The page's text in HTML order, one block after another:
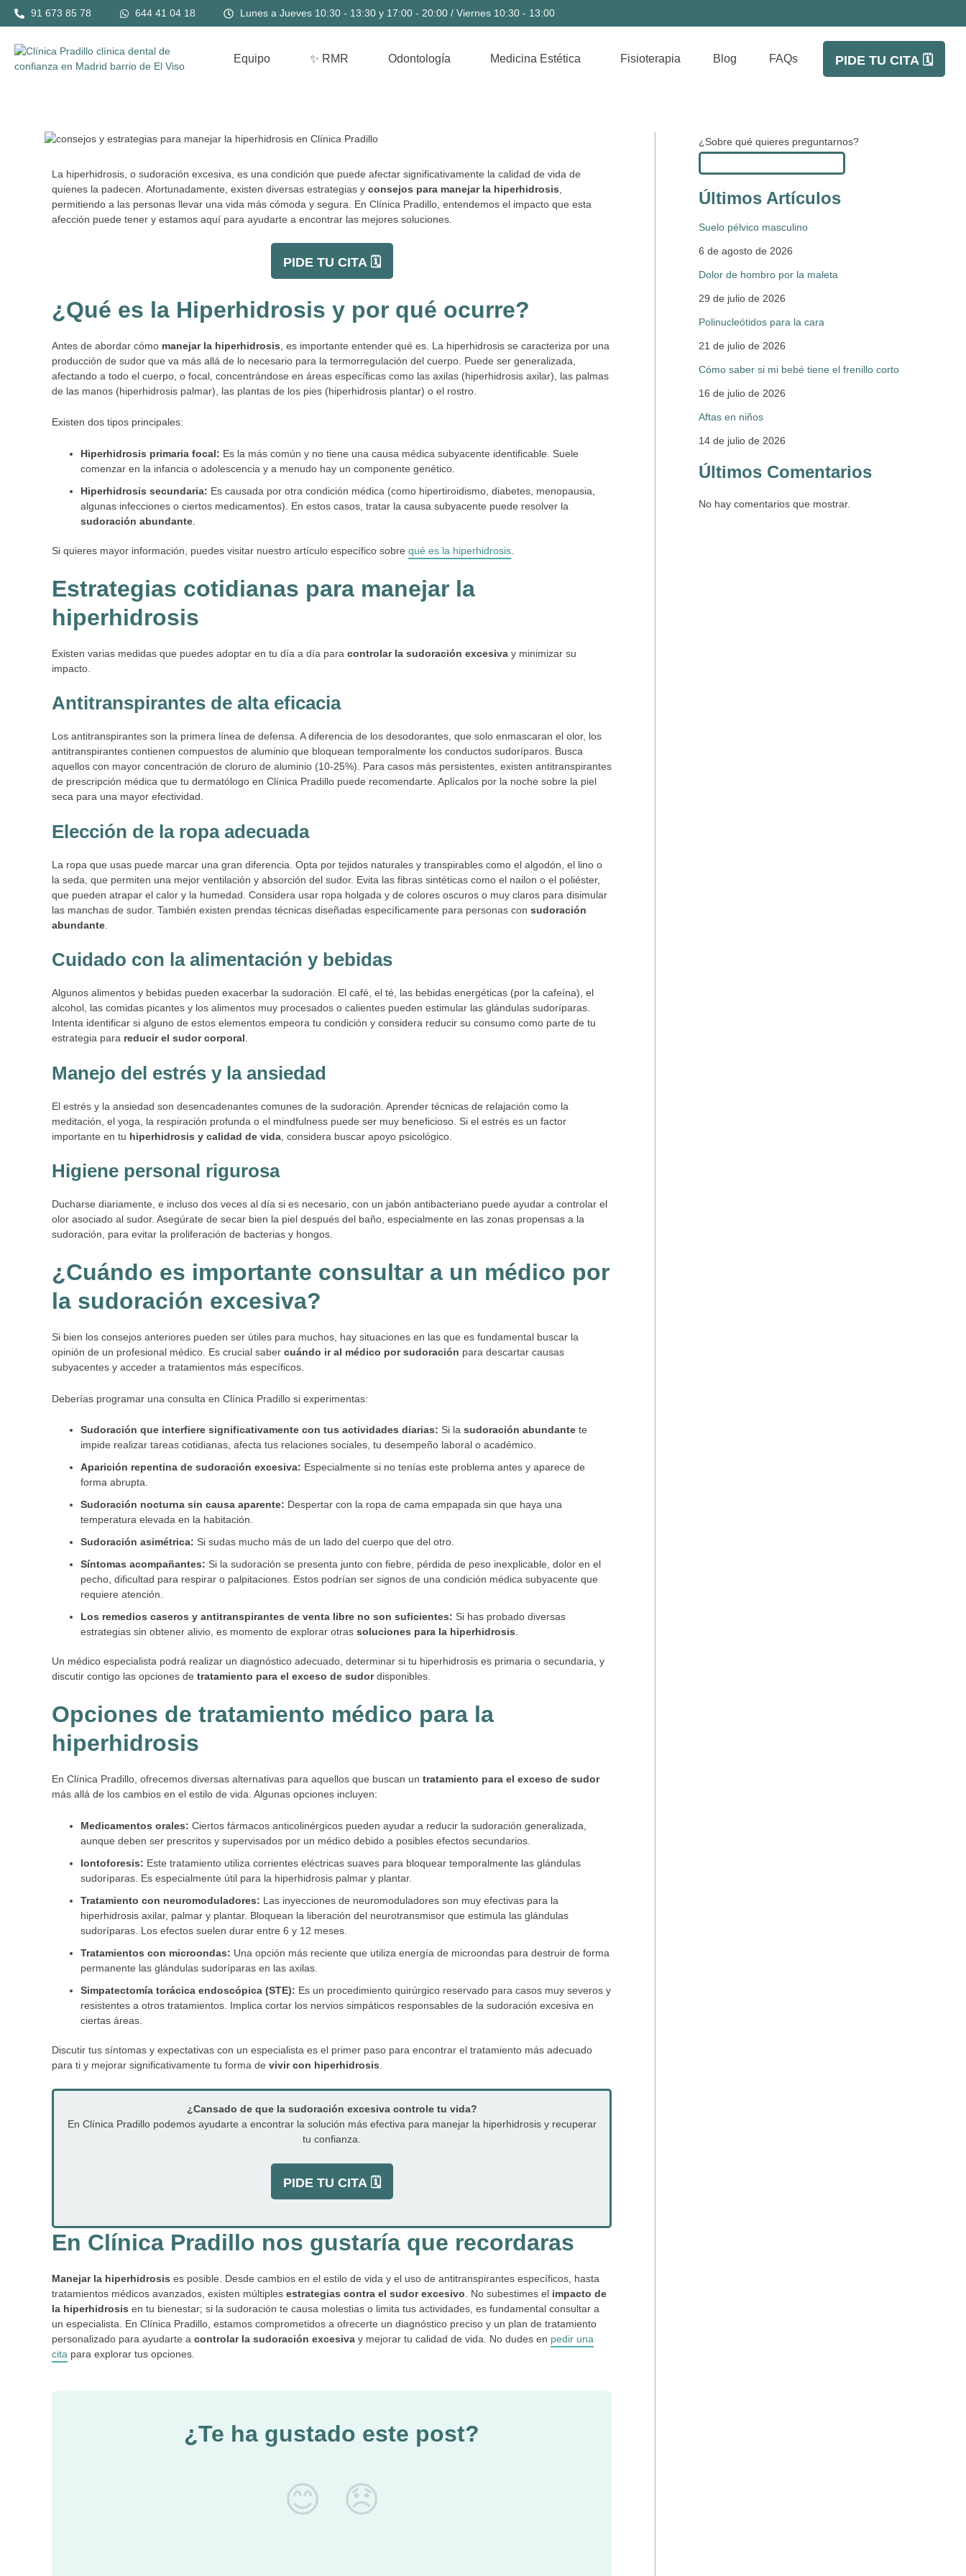
91 673 85 78 644 41 04 18 Lunes a Jueves 10:30 - 13:30 y 17:00 - 20:00 / Viernes 10:30 - 13:00
Equipo ✨ RMR Odontología Medicina Estética Fisioterapia Blog FAQs PIDE TU CITA 🗓️
La hiperhidrosis, o sudoración excesiva, es una condición que puede afectar significativamente la calidad de vida de
quienes la padecen. Afortunadamente, existen diversas estrategias y consejos para manejar la hiperhidrosis
permitiendo a las personas llevar una vida más cómoda y segura. En Clínica Pradillo, entendemos el impacto que esta
afección puede tener y estamos aquí para ayudarte a encontrar las mejores soluciones.
PIDE TU CITA 🗓️
¿Qué es la Hiperhidrosis y por qué ocurre?
Antes de abordar cómo manejar la hiperhidrosis , es importante entender qué es. La hiperhidrosis se caracteriza por una
producción de sudor que va más allá de lo necesario para la termorregulación del cuerpo. Puede ser generalizada,
afectando a todo el cuerpo, o focal, concentrándose en áreas específicas como las axilas (hiperhidrosis axilar), las palmas
de las manos (hiperhidrosis palmar), las plantas de los pies (hiperhidrosis plantar) o el rostro.
Existen dos tipos principales:
Hiperhidrosis primaria focal: Es la más común y no tiene una causa médica subyacente identificable. Suele
comenzar en la infancia o adolescencia y a menudo hay un componente genético.
Hiperhidrosis secundaria: Es causada por otra condición médica (como hipertiroidismo, diabetes, menopausia,
algunas infecciones o ciertos medicamentos). En estos casos, tratar la causa subyacente puede resolver la
sudoración abundante
Si quieres mayor información, puedes visitar nuestro artículo específico sobre qué es la hiperhidrosis
Estrategias cotidianas para manejar la
hiperhidrosis
Existen varias medidas que puedes adoptar en tu día a día para controlar la sudoración excesiva y minimizar su
impacto.
Antitranspirantes de alta eficacia
Los antitranspirantes son la primera línea de defensa. A diferencia de los desodorantes, que solo enmascaran el olor, los
antitranspirantes contienen compuestos de aluminio que bloquean temporalmente los conductos sudoríparos. Busca
aquellos con mayor concentración de cloruro de aluminio (10-25%). Para casos más persistentes, existen antitranspirantes
de prescripción médica que tu dermatólogo en Clínica Pradillo puede recomendarte. Aplícalos por la noche sobre la piel
seca para una mayor efectividad.
Elección de la ropa adecuada
La ropa que usas puede marcar una gran diferencia. Opta por tejidos naturales y transpirables como el algodón, el lino o
la seda, que permiten una mejor ventilación y absorción del sudor. Evita las fibras sintéticas como el nailon o el poliéster,
que pueden atrapar el calor y la humedad. Considera usar ropa holgada y de colores oscuros o muy claros para disimular
las manchas de sudor. También existen prendas técnicas diseñadas específicamente para personas con sudoración
abundante
Cuidado con la alimentación y bebidas
Algunos alimentos y bebidas pueden exacerbar la sudoración. El café, el té, las bebidas energéticas (por la cafeína), el
alcohol, las comidas picantes y los alimentos muy procesados o calientes pueden estimular las glándulas sudoríparas.
Intenta identificar si alguno de estos elementos empeora tu condición y considera reducir su consumo como parte de tu
estrategia para reducir el sudor corporal
Manejo del estrés y la ansiedad
El estrés y la ansiedad son desencadenantes comunes de la sudoración. Aprender técnicas de relajación como la
meditación, el yoga, la respiración profunda o el mindfulness puede ser muy beneficioso. Si el estrés es un factor
importante en tu hiperhidrosis y calidad de vida , considera buscar apoyo psicológico.
Higiene personal rigurosa
Ducharse diariamente, e incluso dos veces al día si es necesario, con un jabón antibacteriano puede ayudar a controlar el
olor asociado al sudor. Asegúrate de secar bien la piel después del baño, especialmente en las zonas propensas a la
sudoración, para evitar la proliferación de bacterias y hongos.
¿Cuándo es importante consultar a un médico por
la sudoración excesiva?
Si bien los consejos anteriores pueden ser útiles para muchos, hay situaciones en las que es fundamental buscar la
opinión de un profesional médico. Es crucial saber cuándo ir al médico por sudoración para descartar causas
subyacentes y acceder a tratamientos más específicos.
Deberías programar una consulta en Clínica Pradillo si experimentas:
Sudoración que interfiere significativamente con tus actividades diarias: Si la sudoración abundante te
impide realizar tareas cotidianas, afecta tus relaciones sociales, tu desempeño laboral o académico.
Aparición repentina de sudoración excesiva: Especialmente si no tenías este problema antes y aparece de
forma abrupta.
Sudoración nocturna sin causa aparente: Despertar con la ropa de cama empapada sin que haya una
temperatura elevada en la habitación.
Sudoración asimétrica: Si sudas mucho más de un lado del cuerpo que del otro.
Síntomas acompañantes: Si la sudoración se presenta junto con fiebre, pérdida de peso inexplicable, dolor en el
pecho, dificultad para respirar o palpitaciones. Estos podrían ser signos de una condición médica subyacente que
requiere atención.
Los remedios caseros y antitranspirantes de venta libre no son suficientes: Si has probado diversas
estrategias sin obtener alivio, es momento de explorar otras soluciones para la hiperhidrosis
Un médico especialista podrá realizar un diagnóstico adecuado, determinar si tu hiperhidrosis es primaria o secundaria, y
discutir contigo las opciones de tratamiento para el exceso de sudordisponibles.
Opciones de tratamiento médico para la
hiperhidrosis
En Clínica Pradillo, ofrecemos diversas alternativas para aquellos que buscan un tratamiento para el exceso de sudor
más allá de los cambios en el estilo de vida. Algunas opciones incluyen:
Medicamentos orales: Ciertos fármacos anticolinérgicos pueden ayudar a reducir la sudoración generalizada,
aunque deben ser prescritos y supervisados por un médico debido a posibles efectos secundarios.
Iontoforesis: Este tratamiento utiliza corrientes eléctricas suaves para bloquear temporalmente las glándulas
sudoríparas. Es especialmente útil para la hiperhidrosis palmar y plantar.
Tratamiento con neuromoduladores: Las inyecciones de neuromoduladores son muy efectivas para la
hiperhidrosis axilar, palmar y plantar. Bloquean la liberación del neurotransmisor que estimula las glándulas
sudoríparas. Los efectos suelen durar entre 6 y 12 meses.
Tratamientos con microondas: Una opción más reciente que utiliza energía de microondas para destruir de forma
permanente las glándulas sudoríparas en las axilas.
Simpatectomía torácica endoscópica (STE): Es un procedimiento quirúrgico reservado para casos muy severos y
resistentes a otros tratamientos. Implica cortar los nervios simpáticos responsables de la sudoración excesiva en
ciertas áreas.
Discutir tus síntomas y expectativas con un especialista es el primer paso para encontrar el tratamiento más adecuado
para ti y mejorar significativamente tu forma de vivir con hiperhidrosis
¿Cansado de que la sudoración excesiva controle tu vida?
En Clínica Pradillo podemos ayudarte a encontrar la solución más efectiva para manejar la hiperhidrosis y recuperar
tu confianza.
PIDE TU CITA 🗓️
En Clínica Pradillo nos gustaría que recordaras
Manejar la hiperhidrosis es posible. Desde cambios en el estilo de vida y el uso de antitranspirantes específicos, hasta
tratamientos médicos avanzados, existen múltiples estrategias contra el sudor excesivo . No subestimes el impacto de
la hiperhidrosis en tu bienestar; si la sudoración te causa molestias o limita tus actividades, es fundamental consultar a
un especialista. En Clínica Pradillo, estamos comprometidos a ofrecerte un diagnóstico preciso y un plan de tratamiento
personalizado para ayudarte a controlar la sudoración excesiva y mejorar tu calidad de vida. No dudes en pedir una
cita para explorar tus opciones.
¿Te ha gustado este post?
😊 😞
¿Sobre qué quieres preguntarnos?
Últimos Artículos
Suelo pélvico masculino
6 de agosto de 2026
Dolor de hombro por la maleta
29 de julio de 2026
Polinucleótidos para la cara
21 de julio de 2026
Cómo saber si mi bebé tiene el frenillo corto
16 de julio de 2026
Aftas en niños
14 de julio de 2026
Últimos Comentarios
No hay comentarios que mostrar.